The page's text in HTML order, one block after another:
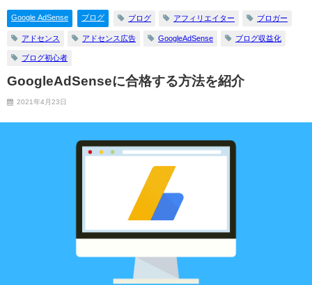
Google AdSense ブログ ブログ アフィリエイター ブロガー
アドセンス アドセンス広告 GoogleAdSense ブログ収益化
ブログ初心者
GoogleAdSenseに合格する方法を紹介
2021年4月23日